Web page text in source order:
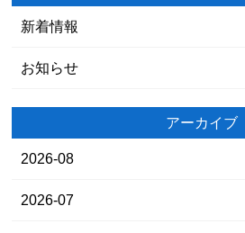
新着情報
お知らせ
アーカイブ
2026-08
2026-07